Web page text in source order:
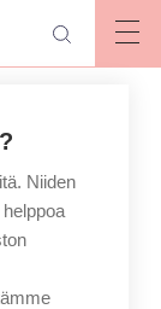
Niiden